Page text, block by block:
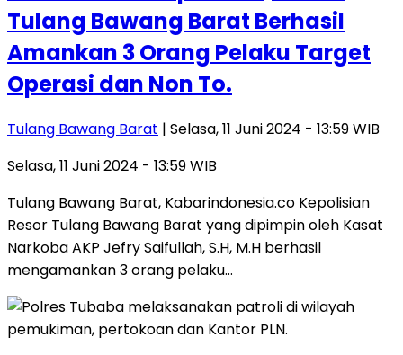
Tulang Bawang Barat Berhasil
Amankan 3 Orang Pelaku Target
Operasi dan Non To.
Tulang Bawang Barat | Selasa, 11 Juni 2024 - 13:59 WIB
Selasa, 11 Juni 2024 - 13:59 WIB
Tulang Bawang Barat, Kabarindonesia.co Kepolisian
Resor Tulang Bawang Barat yang dipimpin oleh Kasat
Narkoba AKP Jefry Saifullah, S.H, M.H berhasil
mengamankan 3 orang pelaku…